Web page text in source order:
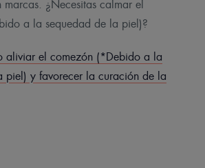
marcas. ¿Necesitas calmar el
a la sequedad de la piel)?
aliviar el comezón (*Debido a la
piel) y favorecer la curación de la